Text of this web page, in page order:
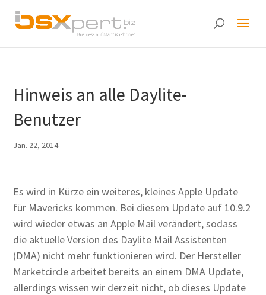
Hinweis an alle Daylite-
Benutzer
Jan. 22, 2014
Es wird in Kürze ein weiteres, kleines Apple Update
für Mavericks kommen. Bei diesem Update auf 10.9.2
wird wieder etwas an Apple Mail verändert, sodass
die aktuelle Version des Daylite Mail Assistenten
(DMA) nicht mehr funktionieren wird. Der Hersteller
Marketcircle arbeitet bereits an einem DMA Update,
allerdings wissen wir derzeit nicht, ob dieses Update